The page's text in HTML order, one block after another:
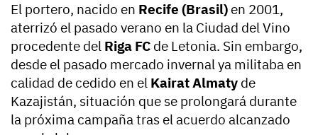
El portero, nacido en Recife (Brasil) en 2001,
aterrizó el pasado verano en la Ciudad del Vino
procedente del Riga FC de Letonia. Sin embargo,
desde el pasado mercado invernal ya militaba en
calidad de cedido en el Kairat Almaty de
Kazajistán, situación que se prolongará durante
la próxima campaña tras el acuerdo alcanzado